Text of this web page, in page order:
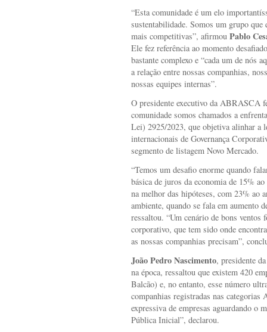
“Esta comunidade é um elo
sustentabilidade. Somos um grupo
mais competitivas”, afirmou Pablo
Ele fez referência ao momento
bastante complexo e “cada um de nós
a relação entre nossas companhias,
nossas equipes internas”.
O presidente executivo da ABRASCA
comunidade somos chamados a
Lei) 2925/2023, que objetiva alinhar a
internacionais de Governança
segmento de listagem Novo Mercado.
“Temos um desafio enorme quando
básica de juros da economia de 15%
na melhor das hipóteses, com 23% ao
ambiente, quando se fala em aumento
ressaltou. “Um cenário de bons
corporativo, que tem sido onde
as nossas companhias precisam”,
João Pedro Nascimento, presidente
na época, ressaltou que existem 420
Balcão) e, no entanto, esse número
companhias registradas nas
expressiva de empresas aguardando o
Pública Inicial”, declarou.